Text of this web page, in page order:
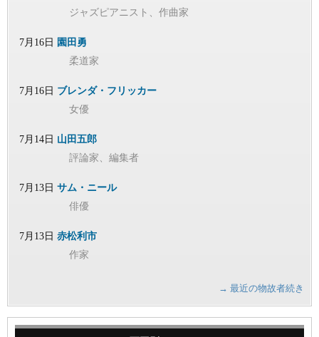
ジャズピアニスト、作曲家
7月16日 園田勇
柔道家
7月16日 ブレンダ・フリッカー
女優
7月14日 山田五郎
評論家、編集者
7月13日 サム・ニール
俳優
7月13日 赤松利市
作家
→ 最近の物故者続き